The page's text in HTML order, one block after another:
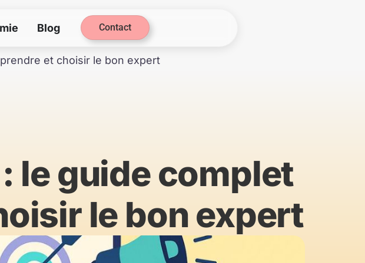
Blog Contact
et choisir le bon expert
le guide complet
le bon expert